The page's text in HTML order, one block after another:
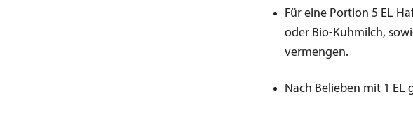
Für eine Portion 5 EL
oder Bio-Kuhmilch,
vermengen.
Nach Belieben mit 1 EL